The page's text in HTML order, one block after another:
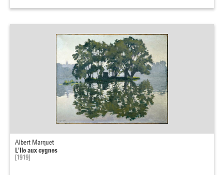
Albert Marquet
L'Ile aux cygnes
[1919]